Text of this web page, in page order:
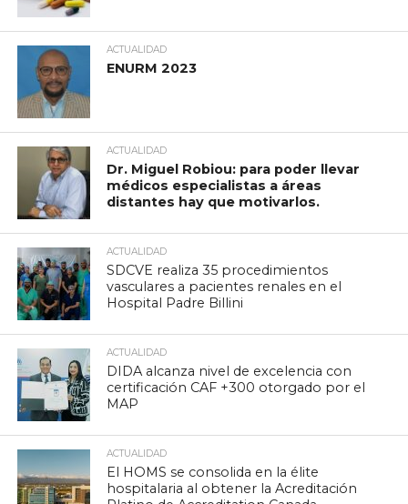
ACTUALIDAD
ENURM 2023
ACTUALIDAD
Dr. Miguel Robiou: para poder llevar
médicos especialistas a áreas
distantes hay que motivarlos.
ACTUALIDAD
SDCVE realiza 35 procedimientos
vasculares a pacientes renales en el
Hospital Padre Billini
ACTUALIDAD
DIDA alcanza nivel de excelencia con
certificación CAF +300 otorgado por el
MAP
ACTUALIDAD
El HOMS se consolida en la élite
hospitalaria al obtener la Acreditación